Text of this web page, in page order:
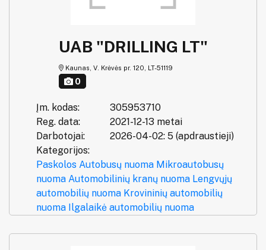
UAB "DRILLING LT"
Kaunas, V. Krėvės pr. 120, LT-51119
0
Įm. kodas:
305953710
Reg. data:
2021-12-13 metai
Darbotojai:
2026-04-02: 5 (apdraustieji)
Kategorijos:
Paskolos Autobusų nuoma Mikroautobusų
nuoma Automobilinių kranų nuoma Lengvųjų
automobilių nuoma Krovininių automobilių
nuoma Ilgalaikė automobilių nuoma